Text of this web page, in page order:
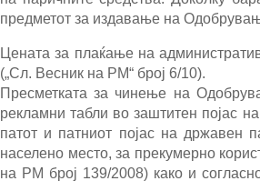
предметот за издавање на
Цената за плаќање на
(„Сл. Весник на РМ“ број 6/10).
Пресметката за чинење на
рекламни табли во заштитен појас
патот и патниот појас на државен
населено место, за прекумерно
на РМ број 139/2008) како и